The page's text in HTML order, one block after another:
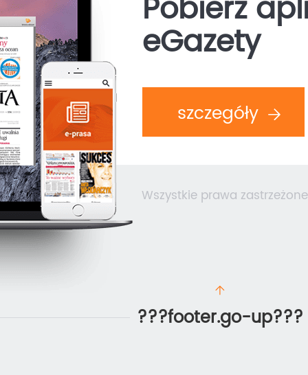
Pobierz
eGazety
szczegóły
Wszystkie prawa
???footer.go-up???